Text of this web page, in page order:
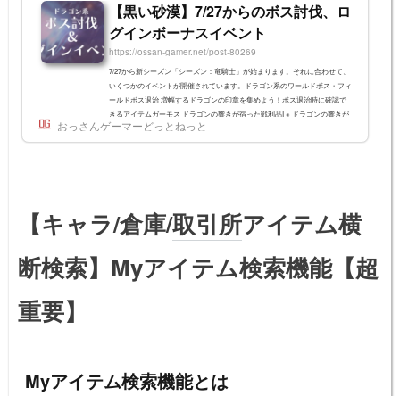
【黒い砂漠】7/27からのボス討伐、ロ
グインボーナスイベント
https://ossan-gamer.net/post-80269
7/27から新シーズン「シーズン：竜騎士」が始まります。それに合わせて、
いくつかのイベントが開催されています。ドラゴン系のワールドボス・フィ
ールドボス退治 増幅するドラゴンの印章を集めよう！ボス退治時に確認で
きるアイテムガーモス ドラゴンの響きが宿った戦利品I ※ ドラゴンの響きが
宿った戦利品Iは、ガーモスに与えたダメージが低い場合、獲得できない場
合があります。ヌーベル血の風を纏ったヌーベル 失われたドラゴンの遺品※
おっさんゲーマーどっとねっと
【キャラ/倉庫/取引所アイテム横
断検索】Myアイテム検索機能【超
重要】
Myアイテム検索機能とは